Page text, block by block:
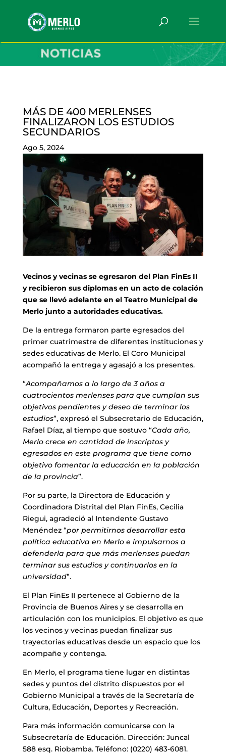
MÁS DE 400 MERLENSES
FINALIZARON LOS ESTUDIOS
SECUNDARIOS
Ago 5, 2024
Vecinos y vecinas se egresaron del Plan FinEs II
y recibieron sus diplomas en un acto de colación
que se llevó adelante en el Teatro Municipal de
Merlo junto a autoridades educativas.
De la entrega formaron parte egresados del
primer cuatrimestre de diferentes instituciones y
sedes educativas de Merlo. El Coro Municipal
acompañó la entrega y agasajó a los presentes.
“Acompañamos a lo largo de 3 años a
cuatrocientos merlenses para que cumplan sus
objetivos pendientes y deseo de terminar los
estudios”, expresó el Subsecretario de Educación,
Rafael Díaz, al tiempo que sostuvo “Cada año,
Merlo crece en cantidad de inscriptos y
egresados en este programa que tiene como
objetivo fomentar la educación en la población
de la provincia”.
Por su parte, la Directora de Educación y
Coordinadora Distrital del Plan FinEs, Cecilia
Riegui, agradeció al Intendente Gustavo
Menéndez “por permitirnos desarrollar esta
política educativa en Merlo e impulsarnos a
defenderla para que más merlenses puedan
terminar sus estudios y continuarlos en la
universidad”.
El Plan FinEs II pertenece al Gobierno de la
Provincia de Buenos Aires y se desarrolla en
articulación con los municipios. El objetivo es que
los vecinos y vecinas puedan finalizar sus
trayectorias educativas desde un espacio que los
acompañe y contenga.
En Merlo, el programa tiene lugar en distintas
sedes y puntos del distrito dispuestos por el
Gobierno Municipal a través de la Secretaría de
Cultura, Educación, Deportes y Recreación.
Para más información comunicarse con la
Subsecretaría de Educación. Dirección: Juncal
588 esq. Riobamba. Teléfono: (0220) 483-6081.